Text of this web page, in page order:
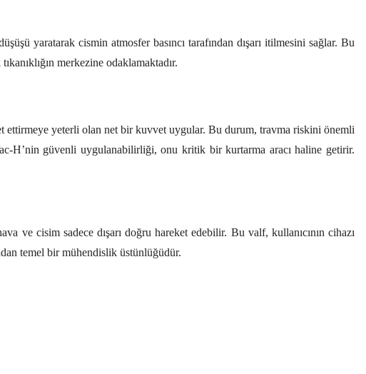
yaratarak cismin atmosfer basıncı tarafından dışarı itilmesini sağlar. Bu
merkezine odaklamaktadır.
ettirmeye yeterli olan net bir kuvvet uygular. Bu durum, travma riskini önemli
H’nin güvenli uygulanabilirliği, onu kritik bir kurtarma aracı haline getirir.
ve cisim sadece dışarı doğru hareket edebilir. Bu valf, kullanıcının cihazı
temel bir mühendislik üstünlüğüdür.